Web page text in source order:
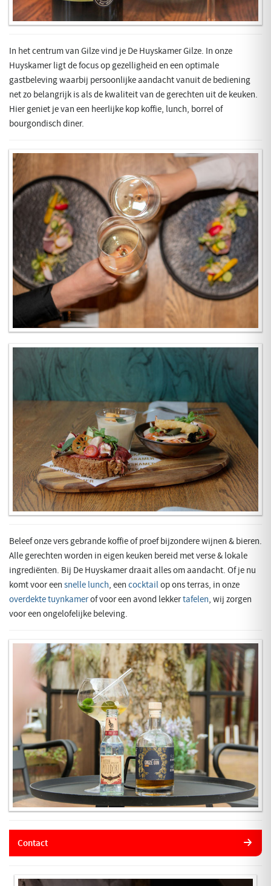
In het centrum van Gilze vind je De Huyskamer Gilze. In onze
Huyskamer ligt de focus op gezelligheid en een optimale
gastbeleving waarbij persoonlijke aandacht vanuit de bediening
net zo belangrijk is als de kwaliteit van de gerechten uit de keuken.
Hier geniet je van een heerlijke kop koffie, lunch, borrel of
bourgondisch diner.
Beleef onze vers gebrande koffie of proef bijzondere wijnen & bieren.
Alle gerechten worden in eigen keuken bereid met verse & lokale
ingrediënten. Bij De Huyskamer draait alles om aandacht. Of je nu
komt voor een snelle lunch, een cocktailop ons terras, in onze
overdekte tuynkamerof voor een avond lekkertafelen, wij zorgen
voor een ongelofelijke beleving.
Contact